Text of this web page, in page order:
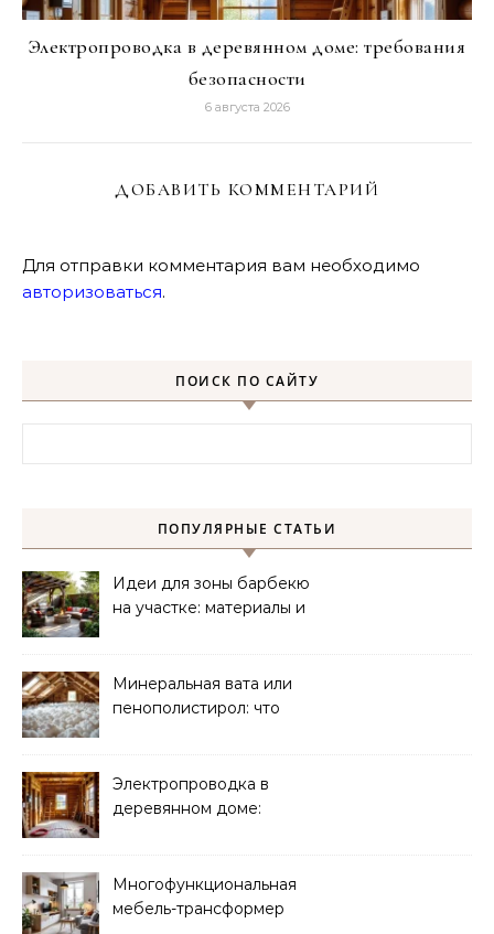
Электропроводка в деревянном доме: требования
безопасности
6 августа 2026
ДОБАВИТЬ КОММЕНТАРИЙ
Для отправки комментария вам необходимо
авторизоваться.
ПОИСК ПО САЙТУ
ПОПУЛЯРНЫЕ СТАТЬИ
Идеи для зоны барбекю
на участке: материалы и
Минеральная вата или
пенополистирол: что
Электропроводка в
деревянном доме:
Многофункциональная
мебель-трансформер